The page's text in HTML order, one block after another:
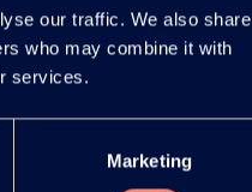
our traffic. We also share
who may combine it with
services.
Marketing